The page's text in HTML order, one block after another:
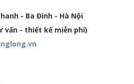
- Ba Đình - Hà Nội
vấn - thiết kế miễn phí)